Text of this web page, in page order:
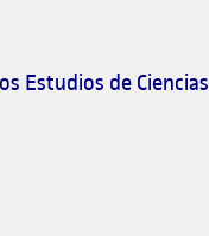
Estudios de Ciencias